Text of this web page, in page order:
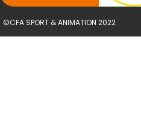
©CFA SPORT & ANIMATION 2022